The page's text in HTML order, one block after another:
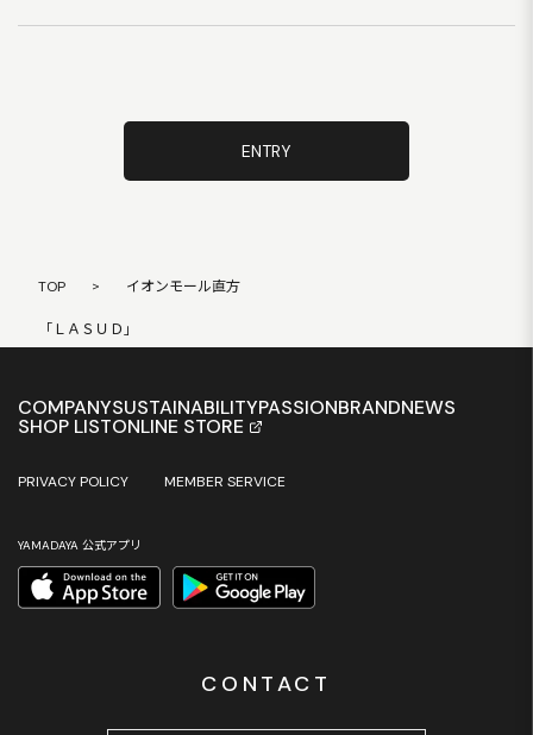
ENTRY
TOP > イオンモール直方
「ＬＡＳＵＤ」
COMPANYSUSTAINABILITYPASSIONBRANDNEWS
SHOP LISTONLINE STORE
PRIVACY POLICY MEMBER SERVICE
YAMADAYA 公式アプリ
CONTACT